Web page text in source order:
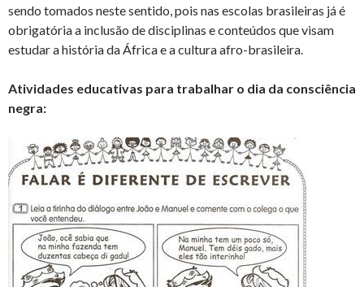
sendo tomados neste sentido, pois nas escolas brasileiras já é
obrigatória a inclusão de disciplinas e conteúdos que visam
estudar a história da África e a cultura afro-brasileira.
Atividades educativas para trabalhar o dia da consciência
negra: